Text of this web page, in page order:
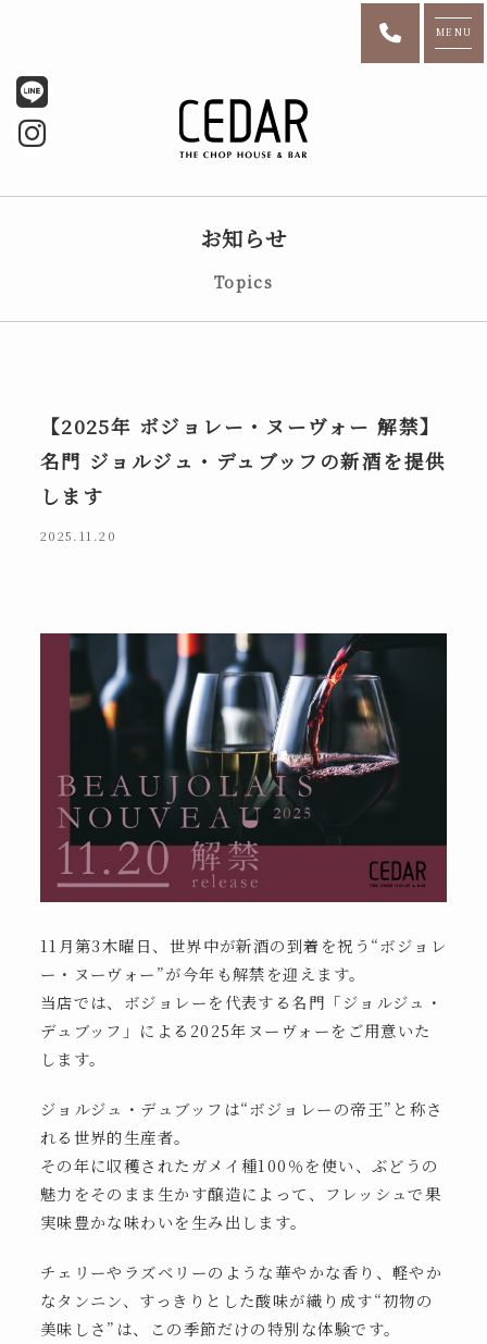
MENU
お知らせ
Topics
【2025年 ボジョレー・ヌーヴォー 解禁】
名門 ジョルジュ・デュブッフの新酒を提供
します
2025.11.20
11月第3木曜日、世界中が新酒の到着を祝う“ボジョレ
ー・ヌーヴォー”が今年も解禁を迎えます。
当店では、ボジョレーを代表する名門「ジョルジュ・
デュブッフ」による2025年ヌーヴォーをご用意いた
します。
ジョルジュ・デュブッフは“ボジョレーの帝王”と称さ
れる世界的生産者。
その年に収穫されたガメイ種100％を使い、ぶどうの
魅力をそのまま生かす醸造によって、フレッシュで果
実味豊かな味わいを生み出します。
チェリーやラズベリーのような華やかな香り、軽やか
なタンニン、すっきりとした酸味が織り成す“初物の
美味しさ”は、この季節だけの特別な体験です。